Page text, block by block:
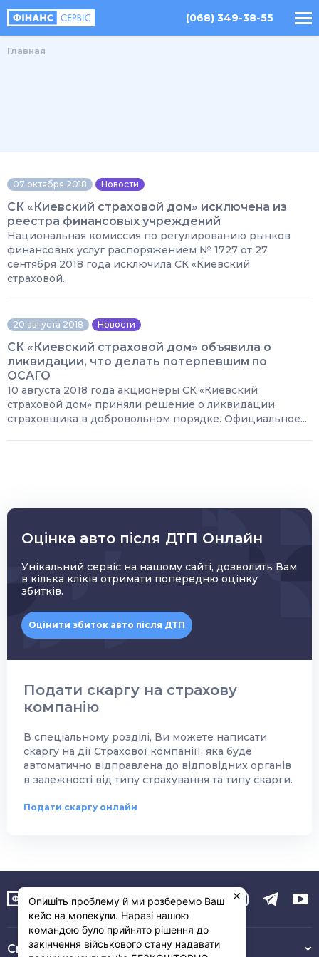
(068) 349-38-55
Главная
07 октября 2018 Новости
СК «Киевский страховой дом» исключена из
реестра финансовых учреждений
Национальная комиссия по регулированию рынков
финансовых услуг распоряжением № 1727 от 27
сентября 2018 года исключила СК «Киевский
страховой...
20 августа 2018 Новости
СК «Киевский страховой дом» объявила о
ликвидации, что делать потерпевшим по
ОСАГО
10 августа 2018 года акционеры СК «Киевский
страховой дом» приняли решение о ликвидации
страховщика в добровольном порядке. Официальное...
Оцінка авто після ДТП Онлайн
Унікальний сервіс на нашому сайті, дозволить Вам
в кілька кліків отримати попередню оцінку
збитків.
Оцінити збиток авто після ДТП
Подати скаргу на страхову
компанію
В спеціальному розділі, Ви можете написати
скаргу на дії Страхової компаніїї, яка буде
автоматично відправлена до відповідних органів
в залежності від типу страхування та типу скарги.
Подати скаргу онлайн
Связь с нами :
Опишіть проблему й ми розберемо Ваш
кейс на молекули. Наразі нашою
командою було прийнято рішення до
закінчення військового стану надавати